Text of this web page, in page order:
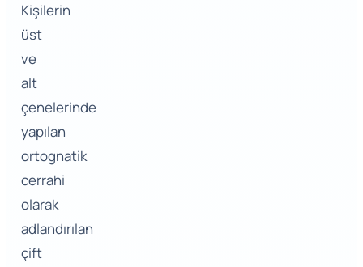
Kişilerin
üst
ve
alt
çenelerinde
yapılan
ortognatik
cerrahi
olarak
adlandırılan
çift